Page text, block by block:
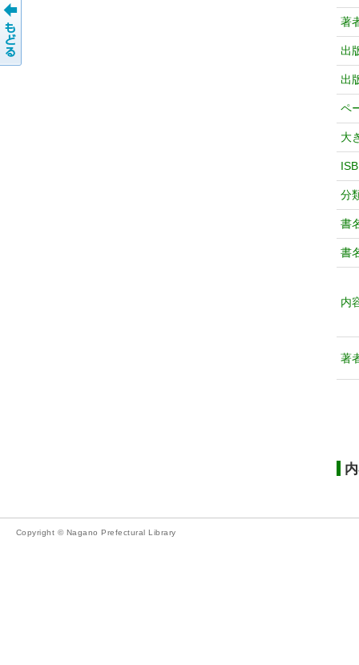
著
出
出
ペ
大
分
書
書
内
著
Copyright © Nagano Prefectural Library